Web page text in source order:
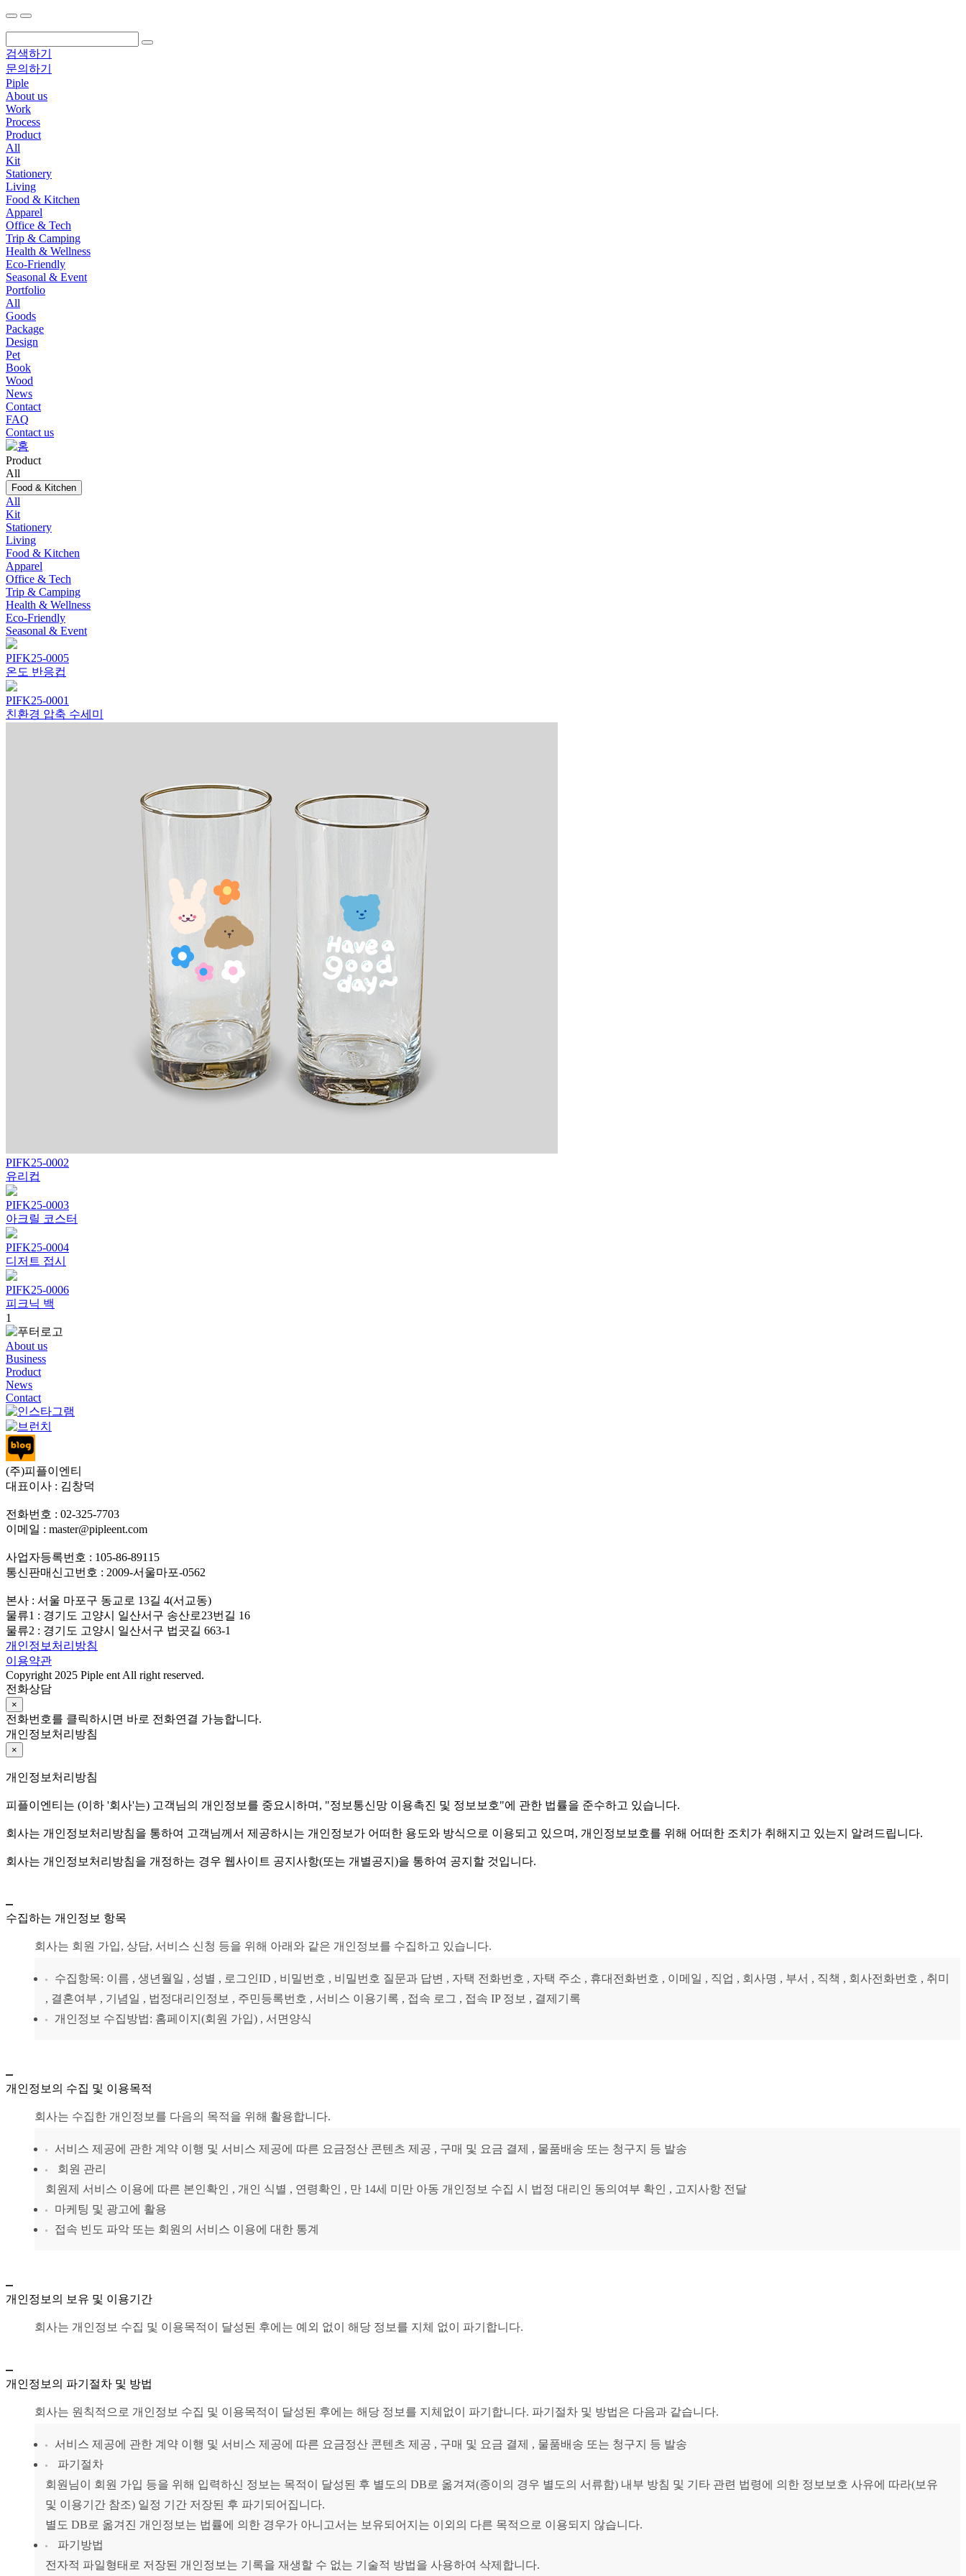
검색하기
문의하기
Piple
About us
Work
Process
Product
All
Kit
Stationery
Living
Food & Kitchen
Apparel
Office & Tech
Trip & Camping
Health & Wellness
Eco-Friendly
Seasonal & Event
Portfolio
All
Goods
Package
Design
Pet
Book
Wood
News
Contact
FAQ
Contact us
Product
All
Food & Kitchen
All
Kit
Stationery
Living
Food & Kitchen
Apparel
Office & Tech
Trip & Camping
Health & Wellness
Eco-Friendly
Seasonal & Event
PIFK25-0005
온도 반응컵
PIFK25-0001
친환경 압축 수세미
PIFK25-0002
유리컵
PIFK25-0003
아크릴 코스터
PIFK25-0004
디저트 접시
PIFK25-0006
피크닉 백
1
About us
Business
Product
News
Contact
(주)피플이엔티
대표이사 : 김창덕
전화번호 : 02-325-7703
이메일 : master@pipleent.com
사업자등록번호 : 105-86-89115
통신판매신고번호 : 2009-서울마포-0562
본사 : 서울 마포구 동교로 13길 4(서교동)
물류1 : 경기도 고양시 일산서구 송산로23번길 16
물류2 : 경기도 고양시 일산서구 법곳길 663-1
개인정보처리방침
이용약관
Copyright 2025 Piple ent All right reserved.
전화상담
×
전화번호를 클릭하시면 바로 전화연결 가능합니다.
개인정보처리방침
×
개인정보처리방침
피플이엔티는 (이하 '회사'는) 고객님의 개인정보를 중요시하며, "정보통신망 이용촉진 및 정보보호"에 관한 법률을 준수하고 있습니다.
회사는 개인정보처리방침을 통하여 고객님께서 제공하시는 개인정보가 어떠한 용도와 방식으로 이용되고 있으며, 개인정보보호를 위해 어떠한 조치가 취해지고 있는지 알려드립니다.
회사는 개인정보처리방침을 개정하는 경우 웹사이트 공지사항(또는 개별공지)을 통하여 공지할 것입니다.
수집하는 개인정보 항목
회사는 회원 가입, 상담, 서비스 신청 등을 위해 아래와 같은 개인정보를 수집하고 있습니다.
수집항목: 이름 , 생년월일 , 성별 , 로그인ID , 비밀번호 , 비밀번호 질문과 답변 , 자택 전화번호 , 자택 주소 , 휴대전화번호 , 이메일 , 직업 , 회사명 , 부서 , 직책 , 회사전화번호 , 취미
, 결혼여부 , 기념일 , 법정대리인정보 , 주민등록번호 , 서비스 이용기록 , 접속 로그 , 접속 IP 정보 , 결제기록
개인정보 수집방법: 홈페이지(회원 가입) , 서면양식
개인정보의 수집 및 이용목적
회사는 수집한 개인정보를 다음의 목적을 위해 활용합니다.
서비스 제공에 관한 계약 이행 및 서비스 제공에 따른 요금정산 콘텐츠 제공 , 구매 및 요금 결제 , 물품배송 또는 청구지 등 발송
회원 관리
회원제 서비스 이용에 따른 본인확인 , 개인 식별 , 연령확인 , 만 14세 미만 아동 개인정보 수집 시 법정 대리인 동의여부 확인 , 고지사항 전달
마케팅 및 광고에 활용
접속 빈도 파악 또는 회원의 서비스 이용에 대한 통계
개인정보의 보유 및 이용기간
회사는 개인정보 수집 및 이용목적이 달성된 후에는 예외 없이 해당 정보를 지체 없이 파기합니다.
개인정보의 파기절차 및 방법
회사는 원칙적으로 개인정보 수집 및 이용목적이 달성된 후에는 해당 정보를 지체없이 파기합니다. 파기절차 및 방법은 다음과 같습니다.
서비스 제공에 관한 계약 이행 및 서비스 제공에 따른 요금정산 콘텐츠 제공 , 구매 및 요금 결제 , 물품배송 또는 청구지 등 발송
파기절차
회원님이 회원 가입 등을 위해 입력하신 정보는 목적이 달성된 후 별도의 DB로 옮겨져(종이의 경우 별도의 서류함) 내부 방침 및 기타 관련 법령에 의한 정보보호 사유에 따라(보유
및 이용기간 참조) 일정 기간 저장된 후 파기되어집니다.
별도 DB로 옮겨진 개인정보는 법률에 의한 경우가 아니고서는 보유되어지는 이외의 다른 목적으로 이용되지 않습니다.
파기방법
전자적 파일형태로 저장된 개인정보는 기록을 재생할 수 없는 기술적 방법을 사용하여 삭제합니다.